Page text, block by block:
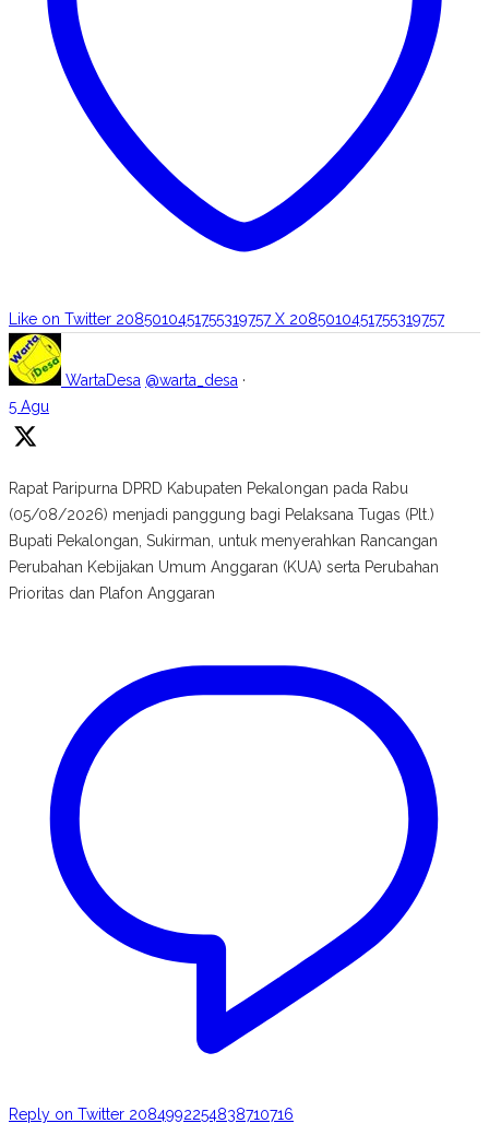
Like on Twitter 2085010451755319757 X 2085010451755319757
WartaDesa @warta_desa ·
5 Agu
Rapat Paripurna DPRD Kabupaten Pekalongan pada Rabu
(05/08/2026) menjadi panggung bagi Pelaksana Tugas (Plt.)
Bupati Pekalongan, Sukirman, untuk menyerahkan Rancangan
Perubahan Kebijakan Umum Anggaran (KUA) serta Perubahan
Prioritas dan Plafon Anggaran
Reply on Twitter 2084992254838710716